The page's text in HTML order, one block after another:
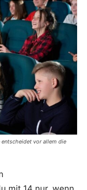
entscheidet vor allem die